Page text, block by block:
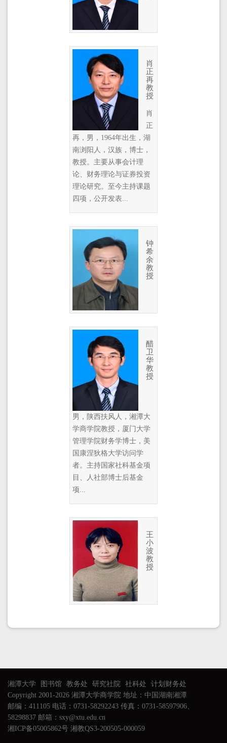
肖
正
再
教
授
肖
正
再，男，1964年出生，湖
南浏阳人，汉族，博士，
教授。主要从事会计理
论、财务理论与证券投资
理论研究。至今主持课题
四项，公开发表...
钟
希
余
教
授
醋
卫
华
教
授
男，陕西扶风人，湘潭大
学商学院教授，厦门大学
管理学院财务学博士，美
国康涅狄格大学访问学
者。主持国家社科基金项
目、人社部博士后基金
项...
王
小
波
教
授
湘潭大学 图书馆 教务处 研究社院 社科处
计划财务处
Copyright 2001-2026 湘潭大学商学院 地址：中国湖南湘潭
邮编：411105 电话：0731-58292243 传真：0731-58597906、
58298837 邮箱：sxy@xtu.edu.cn
湘ICP备05005862号 湘教QS3-200505-000059